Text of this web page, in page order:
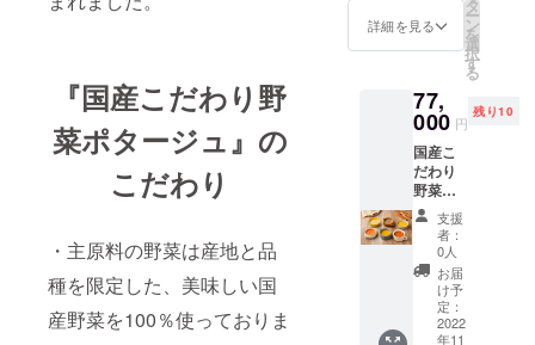
『国産こだわり野
菜ポタージュ』の
こだわり
・主原料の野菜は産地と品
種を限定した、美味しい国
産野菜を100％使っておりま
を予
定。 ※
金額で
す ※配
達時間
指定が
ある場
合は備
考欄に
お書き
くださ
い （午
前中/14-
時/16-
ター
ぼちゃ
ポター
150g×3
個 ・ト
マトポ
ター
ジュ150
ｇ×3個
※賞味期
限：製
造後540
日 ※佐
んじん
ポター
個 ・ス
イート
コーン
ポター
ジュ
150g×5
個 ・
マッ
シュ
ルーム
ポター
ジュ
150g×5
詳細を見る
タ
ー
ン
を
選
択
す
る
77,
000 円
残り10
国産こ
だわり
野菜の
ポター
ジュ6種
300食
セッ
ト
商
支援
者：
0人
お届
け予
定：
2022
年11